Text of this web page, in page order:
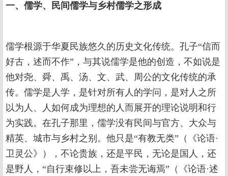
一、儒学、民间儒学与乡村儒学之形成
儒学根源于华夏民族悠久的历史文化传统。孔子“信而
好古，述而不作”，与其说儒学是他的创造，不如说是
他对尧、舜、禹、汤、文、武、周公的文化传统的承
传。儒学是人学，是针对所有人的学问，是对人之所
以为人、人如何成为理想的人而展开的理论说明和行
为实践。在孔子那里，儒学没有民间与官方、大众与
精英、城市与乡村之别。他只是“有教无类”（《论语·
卫灵公》），不论贵族，还是平民，无论是国人，还
是野人，“自行束修以上，吾未尝无诲焉”（《论语·述